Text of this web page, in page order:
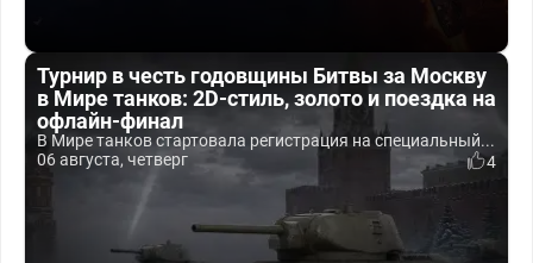
Турнир в честь годовщины Битвы за Москву
в Мире танков: 2D-стиль, золото и поездка на
офлайн-финал
В Мире танков стартовала регистрация на специальный...
06 августа, четверг
4